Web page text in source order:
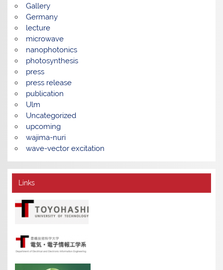
Gallery
Germany
lecture
microwave
nanophotonics
photosynthesis
press
press release
publication
Ulm
Uncategorized
upcoming
wajima-nuri
wave-vector excitation
Links